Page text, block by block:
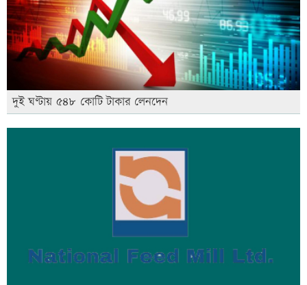
দুই ঘণ্টায় ৫৪৮ কোটি টাকার লেনদেন